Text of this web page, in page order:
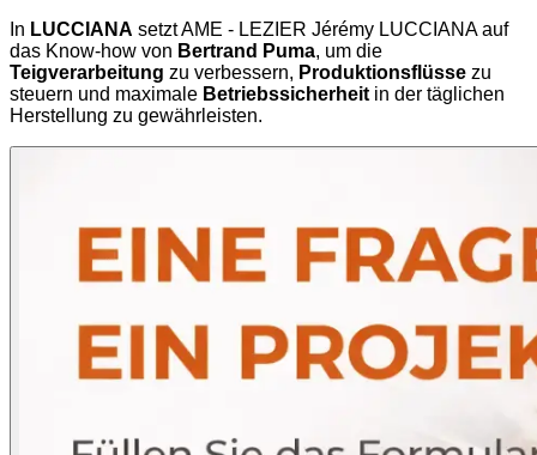
In LUCCIANA setzt AME - LEZIER Jérémy LUCCIANA auf
das Know-how von Bertrand Puma, um die
Teigverarbeitung zu verbessern, Produktionsflüsse zu
steuern und maximale Betriebssicherheit in der täglichen
Herstellung zu gewährleisten.